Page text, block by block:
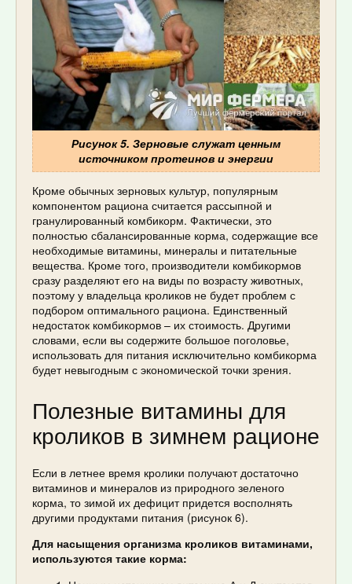
Рисунок 5. Зерновые служат ценным
источником протеинов и энергии
Кроме обычных зерновых культур, популярным
компонентом рациона считается рассыпной и
гранулированный комбикорм. Фактически, это
полностью сбалансированные корма, содержащие все
необходимые витамины, минералы и питательные
вещества. Кроме того, производители комбикормов
сразу разделяют его на виды по возрасту животных,
поэтому у владельца кроликов не будет проблем с
подбором оптимального рациона. Единственный
недостаток комбикормов – их стоимость. Другими
словами, если вы содержите большое поголовье,
использовать для питания исключительно комбикорма
будет невыгодным с экономической точки зрения.
Полезные витамины для
кроликов в зимнем рационе
Если в летнее время кролики получают достаточно
витаминов и минералов из природного зеленого
корма, то зимой их дефицит придется восполнять
другими продуктами питания (рисунок 6).
Для насыщения организма кроликов витаминами,
используются такие корма: